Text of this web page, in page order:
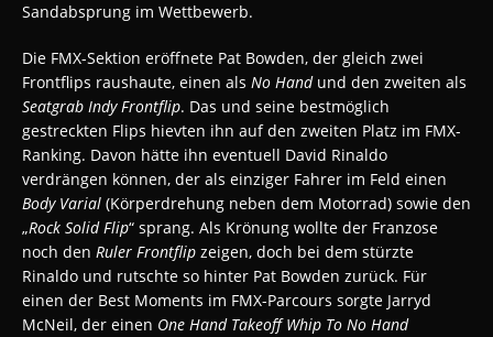
Sandabsprung im Wettbewerb.
Die FMX-Sektion eröffnete Pat Bowden, der gleich zwei
Frontflips raushaute, einen als No Handund den zweiten als
Seatgrab Indy Frontflip. Das und seine bestmöglich
gestreckten Flips hievten ihn auf den zweiten Platz im FMX-
Ranking. Davon hätte ihn eventuell David Rinaldo
verdrängen können, der als einziger Fahrer im Feld einen
Body Varial (Körperdrehung neben dem Motorrad) sowie den
„Rock Solid Flip“ sprang. Als Krönung wollte der Franzose
noch den Ruler Frontflip zeigen, doch bei dem stürzte
Rinaldo und rutschte so hinter Pat Bowden zurück. Für
einen der Best Moments im FMX-Parcours sorgte Jarryd
McNeil, der einen One Hand Takeoff Whip To No Hand